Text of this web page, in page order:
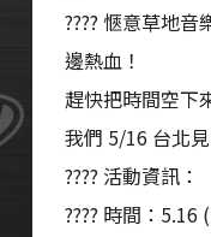
???? 愜意草地
邊熱血！
趕快把時間空下
我們 5/16 台北
???? 活動資訊：
???? 時間：